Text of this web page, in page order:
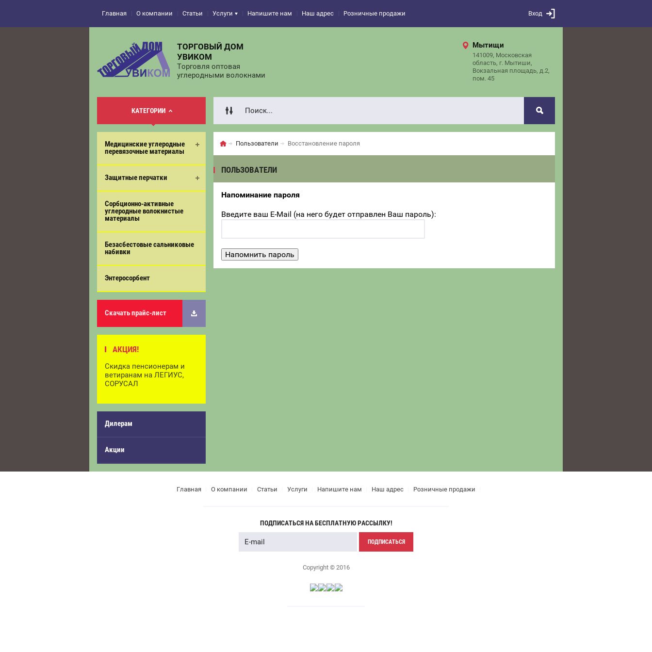
Главная О компании Статьи Услуги Напишите нам Наш адрес Розничные продажи Вход
ТОРГОВЫЙ ДОМ
УВИКОМ
Торговля оптовая
углеродными волокнами
Мытищи
141009, Московская
область, г. Мытиши,
Вокзальная площадь, д.2,
пом. 45
КАТЕГОРИИ
Медицинские углеродные
перевязочные материалы
Защитные перчатки
Сорбционно-активные
углеродные волокнистые
материалы
Безасбестовые сальниковые
набивки
Энтеросорбент
Скачать прайс-лист
АКЦИЯ!
Скидка пенсионерам и
ветиранам на ЛЕГИУС,
СОРУСАЛ
Дилерам
Акции
Пользователи Восстановление пароля
ПОЛЬЗОВАТЕЛИ
Напоминание пароля
Введите ваш E-Mail (на него будет отправлен Ваш пароль):
Главная О компании Статьи Услуги Напишите нам Наш адрес Розничные продажи
ПОДПИСАТЬСЯ НА БЕСПЛАТНУЮ РАССЫЛКУ!
ПОДПИСАТЬСЯ
Copyright © 2016